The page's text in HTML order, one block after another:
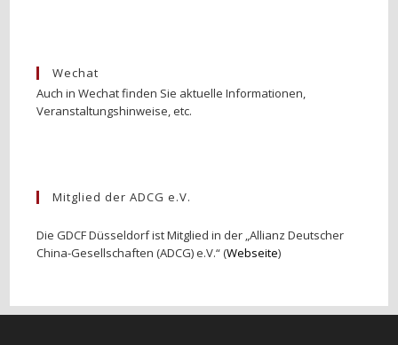
Wechat
Auch in Wechat finden Sie aktuelle Informationen,
Veranstaltungshinweise, etc.
Mitglied der ADCG e.V.
Die GDCF Düsseldorf ist Mitglied in der „Allianz Deutscher
China-Gesellschaften (ADCG) e.V.“ (Webseite)